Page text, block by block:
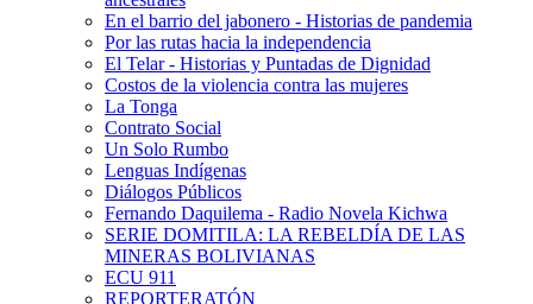
En el barrio del jabonero - Historias de pandemia
Por las rutas hacia la independencia
El Telar - Historias y Puntadas de Dignidad
Costos de la violencia contra las mujeres
La Tonga
Contrato Social
Un Solo Rumbo
Lenguas Indígenas
Diálogos Públicos
Fernando Daquilema - Radio Novela Kichwa
SERIE DOMITILA: LA REBELDÍA DE LAS
MINERAS BOLIVIANAS
ECU 911
REPORTERATÓN